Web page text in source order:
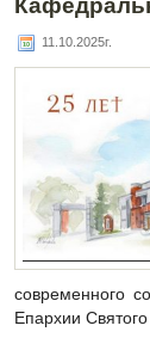
11.10.2025г.
современного
Епархии